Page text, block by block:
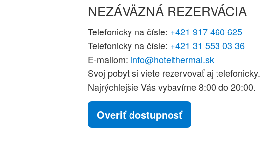
NEZÁVÄZNÁ REZERVÁCIA
Telefonicky na čísle: +421 917 460 625
Telefonicky na čísle: +421 31 553 03 36
E-mailom: info@hotelthermal.sk
Svoj pobyt si viete rezervovať aj telefonicky.
Najrýchlejšie Vás vybavíme 8:00 do 20:00.
Overiť dostupnosť